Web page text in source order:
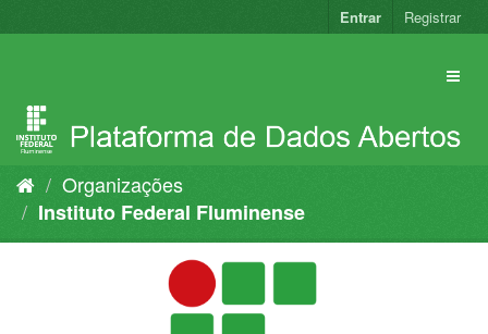
para
Entrar Registrar
Organizações
Instituto Federal Fluminense